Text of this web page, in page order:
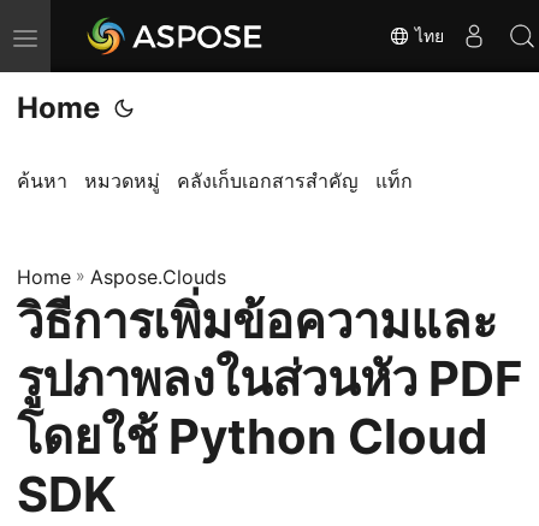
T
o
g
l
a
v
g
a
i
o
ไทย
Home
ค้นหา หมวดหมู่ คลังเก็บเอกสารสำคัญ แท็ก
Home » Aspose.Clouds
วิธีการเพิ่มข้อความและ
รูปภาพลงในส่วนหัว PDF
โดยใช้ Python Cloud
SDK